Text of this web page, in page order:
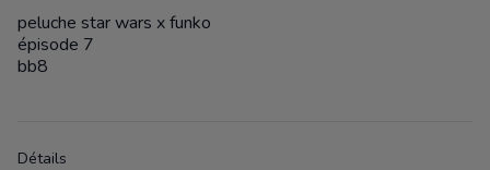
Description
peluche star wars x funko
épisode 7
bb8
Détails